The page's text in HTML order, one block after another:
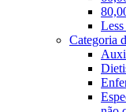
Categoria